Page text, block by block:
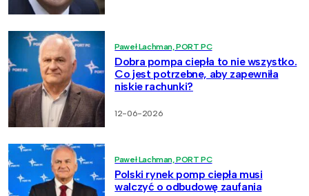
Paweł Lachman, PORT PC
Dobra pompa ciepła to nie wszystko.
Co jest potrzebne, aby zapewniła
niskie rachunki?
12-06-2026
Paweł Lachman, PORT PC
Polski rynek pomp ciepła musi
walczyć o odbudowę zaufania